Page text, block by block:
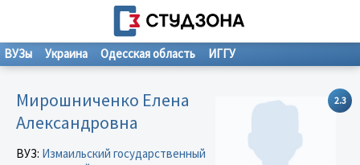
ВУЗы Украина Одесская область ИГГУ
2.3
Мирошниченко Елена
Александровна
ВУЗ: Измаильский государственный